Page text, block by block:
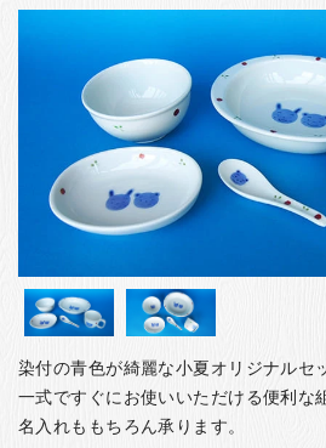
こども和食器 について
ご利用ガイド
法人・飲食店のお客様
お客様の声
お問い合わせ
箸ブログ
English
染付の青色が綺麗な小夏オリジナルセ
一式ですぐにお使いいただける便利な
名入れももちろん承ります。